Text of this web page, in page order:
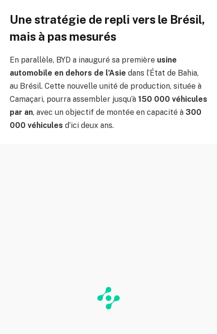
Une stratégie de repli vers le Brésil,
mais à pas mesurés
En parallèle, BYD a inauguré sa première usine
automobile en dehors de l’Asie dans l’État de Bahia,
au Brésil. Cette nouvelle unité de production, située à
Camaçari, pourra assembler jusqu’à 150 000 véhicules
par an, avec un objectif de montée en capacité à 300
000 véhicules d’ici deux ans.